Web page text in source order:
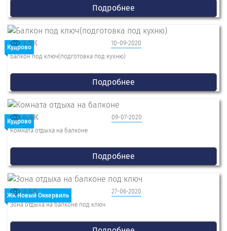
Подробнее
Кудрово
10-09-2020
1.5K
Балкон под ключ(подготовка под кухню)
Подробнее
Кудрово
09-07-2020
4.4K
Комната отдыха на балконе
Подробнее
ЖК Новый Оккервиль
27-06-2020
3.4K
Зона отдыха на балконе под ключ